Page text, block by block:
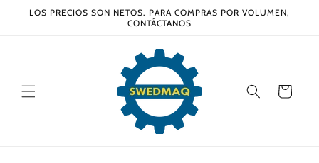
directamente
LOS PRECIOS SON NETOS. PARA COMPRAS POR VOLUMEN,
CONTÁCTANOS
Carrito